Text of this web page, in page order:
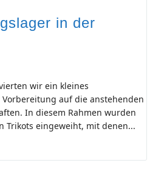
in der
wir ein kleines
auf die anstehenden
In diesem Rahmen wurden
Trikots eingeweiht, mit denen...